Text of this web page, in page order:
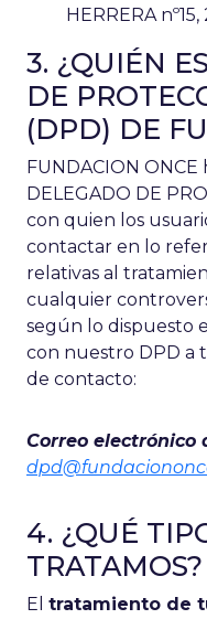
HERRERA
3. ¿QUIÉN
DE
(DPD) DE
FUNDACION
DELEGADO DE
con quien los
contactar en lo
relativas al
cualquier
según lo dispuesto
con nuestro DPD a
de contacto:
Correo electrónico
4. ¿QUÉ
TRATAMOS?
El tratamiento de